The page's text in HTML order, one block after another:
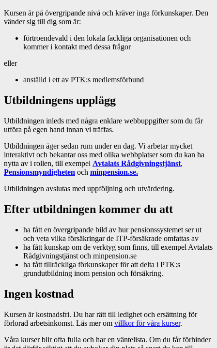
Kursen är på övergripande nivå och kräver inga förkunskaper. Den
vänder sig till dig som är:
förtroendevald i den lokala fackliga organisationen och
kommer i kontakt med dessa frågor
eller
anställd i ett av PTK:s medlemsförbund
Utbildningens upplägg
Utbildningen inleds med några enklare webbuppgifter som du får
utföra på egen hand innan vi träffas.
Utbildningen äger sedan rum under en dag. Vi arbetar mycket
interaktivt och bekantar oss med olika webbplatser som du kan ha
nytta av i rollen, till exempel Avtalats Rådgivningstjänst,
Pensionsmyndigheten och minpension.se.
Utbildningen avslutas med uppföljning och utvärdering.
Efter utbildningen kommer du att
ha fått en övergripande bild av hur pensionssystemet ser ut
och veta vilka försäkringar de ITP-försäkrade omfattas av
ha fått kunskap om de verktyg som finns, till exempel Avtalats
Rådgivningstjänst och minpension.se
ha fått tillräckliga förkunskaper för att delta i PTK:s
grundutbildning inom pension och försäkring.
Ingen kostnad
Kursen är kostnadsfri. Du har rätt till ledighet och ersättning för
förlorad arbetsinkomst. Läs mer om villkor för våra kurser.
Våra kurser blir ofta fulla och har en väntelista. Om du får förhinder